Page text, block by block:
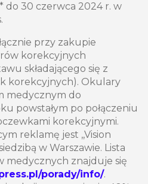
do 30 czerwca 2024 r. w
przy zakupie
korekcyjnych
składającego się z
korekcyjnych). Okulary
medycznym do
powstałym po połączeniu
korekcyjnymi.
reklamę jest ,,Vision
w Warszawie. Lista
znajduje się
porady/info/.